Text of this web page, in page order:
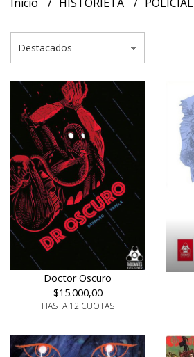
Doctor Oscuro
$15.000,00
HASTA 12 CUOTAS